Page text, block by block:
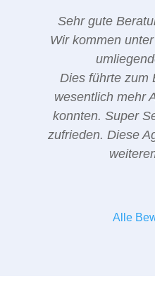
Sehr gute
Wir kommen
Dies führte zum
wesentlich mehr
konnten. Super
zufrieden. Diese
Alle